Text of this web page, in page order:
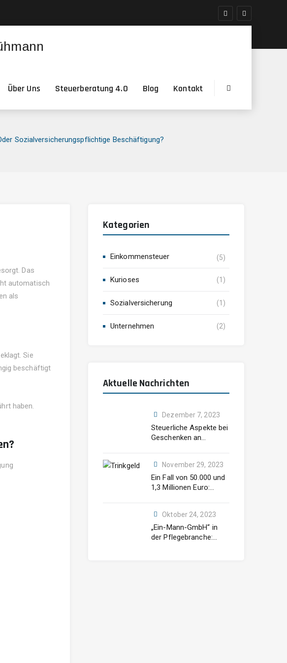
Über Uns Steuerberatung 4.0 Blog Kontakt
Sozialversicherungspflichtige Beschäftigung?
Das
automatisch
als
Sie
beschäftigt
haben.
Kategorien
Einkommensteuer (5)
Kurioses (1)
Sozialversicherung (1)
Unternehmen (2)
Aktuelle Nachrichten
Dezember 7, 2023
Steuerliche Aspekte bei
Geschenken an
Weihnachtszeit
November 29, 2023
Ein Fall von 50.000 und
1,3 Millionen Euro:
Oktober 24, 2023
„Ein-Mann-GmbH“ in
der Pflegebranche: